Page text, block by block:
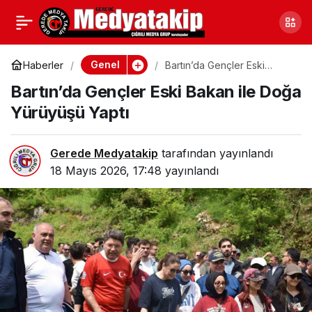
Haberler Genel
Bartın’da Gençler Eski
Yaptı
Bartın’da Gençler Eski Bakan ile Doğa
Yürüyüşü Yaptı
Gerede Medyatakip tarafından yayınlandı
18 Mayıs 2026, 17:48 yayınlandı
İki Grup Arasında Kavga
Çıktı
Paylaş